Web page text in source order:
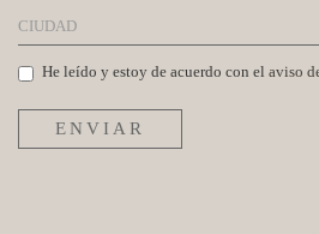
He leído y estoy de acuerdo con el aviso
ENVIAR